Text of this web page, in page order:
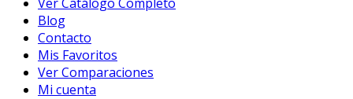
Blog
Contacto
Mis Favoritos
Ver Comparaciones
Mi cuenta